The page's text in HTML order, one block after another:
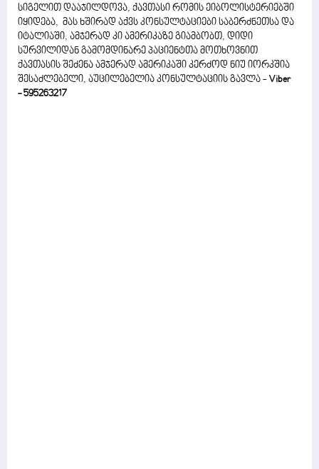
სიგელით დააჯილდოვა, ქავთასი რომის ეიბოლისტერიებში
იყიდება, მას ხშირად აქვს კონსულტაციები საბერძნეთსა და
იტალიაში, ამჯერად კი ამერიკაზე გიამბობთ, დიდი
სურვილიდან გამომდინარე პაციენტთა მოთხოვნით
ქავთასის შეძენა ამჯერად ამერიკაში კერძოდ ნიუ იორკშია
შესაძლებელი, აუცილებელია კონსულტაციის გავლა - Viber
- 595263217